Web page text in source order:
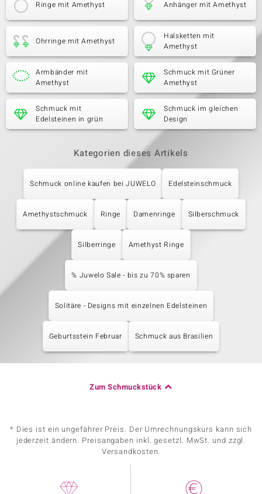
Ringe mit Amethyst Anhänger mit Amethyst
Ohrringe mit Amethyst
Halsketten mit
Amethyst
Armbänder mit
Amethyst
Schmuck mit Grüner
Amethyst
Schmuck mit
Edelsteinen in grün
Schmuck im gleichen
Design
Kategorien dieses Artikels
Schmuck online kaufen bei JUWELO Edelsteinschmuck
Amethystschmuck Ringe Damenringe Silberschmuck
Silberringe Amethyst Ringe
% Juwelo Sale - bis zu 70% sparen
Solitäre - Designs mit einzelnen Edelsteinen
Geburtsstein Februar Schmuck aus Brasilien
Zum Schmuckstück
* Dies ist ein ungefährer Preis. Der Umrechnungskurs kann sich
jederzeit ändern. Preisangaben inkl. gesetzl. MwSt. und zzgl.
Versandkosten.